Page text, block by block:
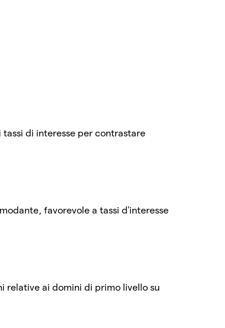
di interesse per contrastare
favorevole a tassi d'interesse
relative ai domini di primo livello su